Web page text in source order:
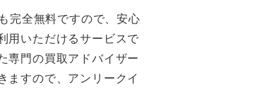
完全無料ですので、安心
用いただけるサービスで
専門の買取アドバイザー
ますので、アンリークイ